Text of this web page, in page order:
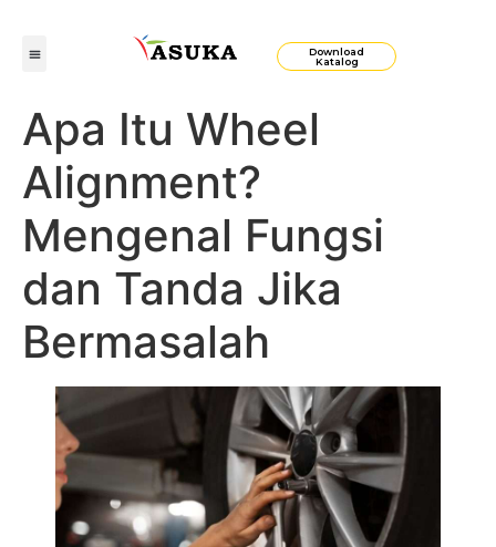
Download
Katalog
Apa Itu Wheel
Alignment?
Mengenal Fungsi
dan Tanda Jika
Bermasalah